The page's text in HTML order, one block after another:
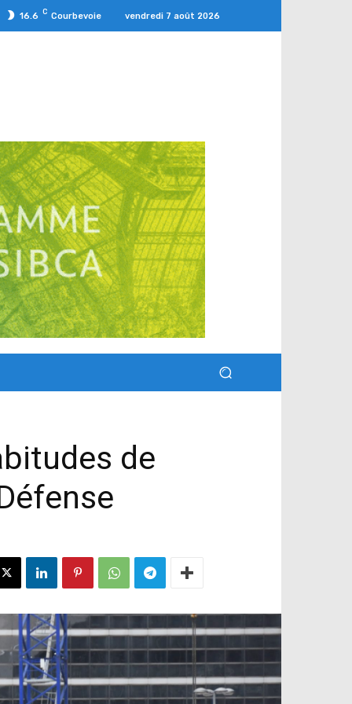
16.6 C Courbevoie vendredi 7 août 2026
de